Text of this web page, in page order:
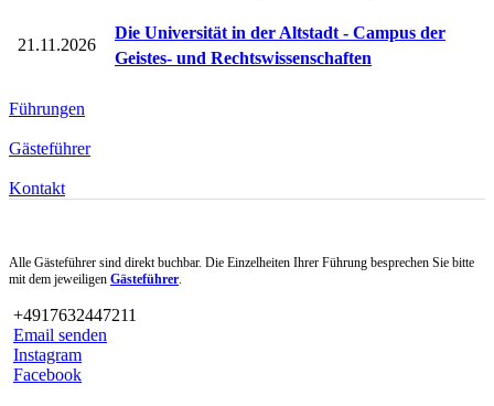
21.11.2026
Die Universität in der Altstadt - Campus der
Geistes- und Rechtswissenschaften
Führungen
Gästeführer
Kontakt
Alle Gästeführer sind direkt buchbar. Die Einzelheiten Ihrer Führung besprechen Sie bitte
mit dem jeweiligen Gästeführer.
+4917632447211
Email senden
Instagram
Facebook